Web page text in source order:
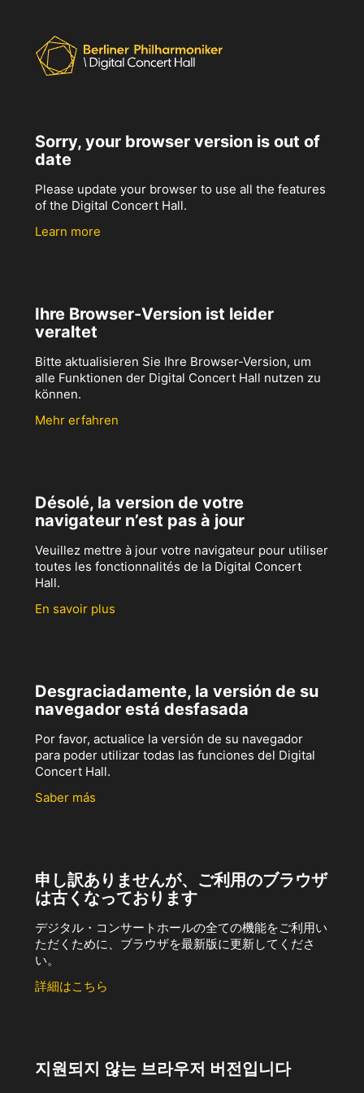
Sorry, your browser version is out of
date
Please update your browser to use all the features
of the Digital Concert Hall.
Learn more
Ihre Browser-Version ist leider
veraltet
Bitte aktualisieren Sie Ihre Browser-Version, um
alle Funktionen der Digital Concert Hall nutzen zu
können.
Mehr erfahren
Désolé, la version de votre
navigateur n’est pas à jour
Veuillez mettre à jour votre navigateur pour utiliser
toutes les fonctionnalités de la Digital Concert
Hall.
En savoir plus
Desgraciadamente, la versión de su
navegador está desfasada
Por favor, actualice la versión de su navegador
para poder utilizar todas las funciones del Digital
Concert Hall.
Saber más
申し訳ありませんが、ご利用のブラウザ
は古くなっております
デジタル・コンサートホールの全ての機能をご利用い
ただくために、ブラウザを最新版に更新してくださ
い。
詳細はこちら
지원되지 않는 브라우저 버전입니다